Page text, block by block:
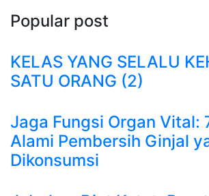
Popular post
KELAS YANG SELALU
SATU ORANG (2)
Jaga Fungsi Organ Vital:
Alami Pembersih Ginjal
Dikonsumsi